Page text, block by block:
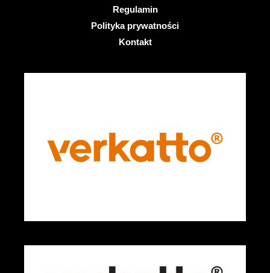
Regulamin
Polityka prywatności
Kontakt